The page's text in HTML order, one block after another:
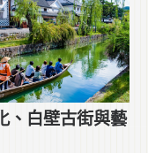
、白壁古街與藝